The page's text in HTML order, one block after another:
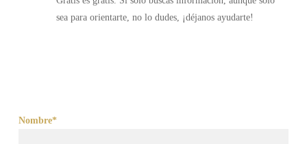
sea para orientarte, no lo dudes, ¡déjanos ayudarte!
Nombre*